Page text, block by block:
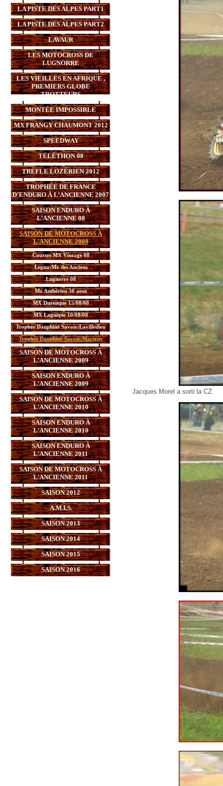
LA PISTE DES ALPES PART1
LA PISTE DES ALPES PART2
LAVAUR
LES MOTOCROSS DE
LUGNORRE
LES VIEILLES EN AFRIQUE ,
PREMIERS GLOBE
TROTTEURS
MONTÉE IMPOSSIBLE
MX FRANGY CHAUMONT 2012
SPEEDWAY
TÉLÉTHON 08
TRÈFLE LOZÉRIEN 2012
TROPHÉE DE FRANCE
D’ENDURO À L’ANCIENNE 2007
SAISON ENDURO À
L’ANCIENNE 08
SAISON DE MOTOCROSS À
L’ANCIENNE 2008
Courses MX Vintage 08
Legna:Mx des Anciens
Lugnorre 08
Mx Ambérieu 30 aout
MX Durenque 15/08/08
MX Laguépie 10/08/08
Trophée Dauphiné Savoie:Lavilledieu
Trophée Dauphiné Savoie:Marigny
SAISON DE MOTOCROSS À
L’ANCIENNE 2009
SAISON ENDURO À
L’ANCIENNE 2009
SAISON DE MOTOCROSS À
L’ANCIENNE 2010
SAISON ENDURO À
L’ANCIENNE 2010
SAISON ENDURO À
L’ANCIENNE 2011
SAISON DE MOTOCROSS À
L’ANCIENNE 2011
SAISON 2012
A.M.I.S.
SAISON 2013
SAISON 2014
SAISON 2015
SAISON 2016
Jacques Morel a sorti la CZ